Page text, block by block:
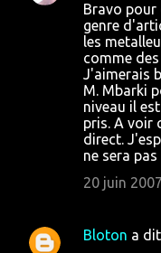
e
Bravo pour
genre
les
comme
J'aimerais
M. Mbarki
niveau il
pris. A voir
direct.
ne sera
20 juin
Bloton a